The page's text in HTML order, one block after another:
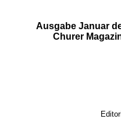
Ausgabe Januar
Churer